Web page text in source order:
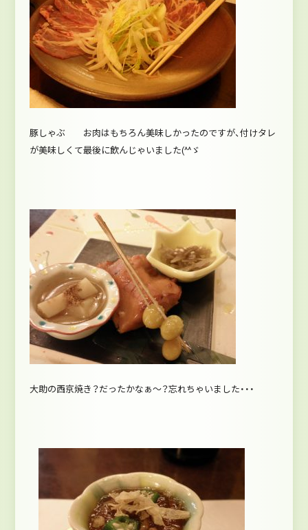
豚しゃぶ お肉はもちろん美味しかったのですが、付けタレ
が美味しくて最後に飲んじゃいました(^^ゞ
大助の西京焼き？だったかなぁ～？忘れちゃいました・・・